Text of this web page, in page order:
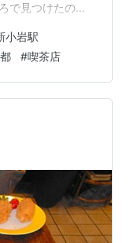
で見つけたのが
ることにしまし
室ルノアール 新
Renoir 喫茶室ル
G…
小岩駅
#喫茶店